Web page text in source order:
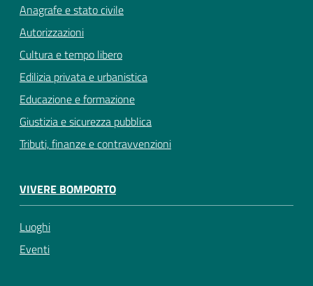
Anagrafe e stato civile
Autorizzazioni
Cultura e tempo libero
Edilizia privata e urbanistica
Educazione e formazione
Giustizia e sicurezza pubblica
Tributi, finanze e contravvenzioni
VIVERE BOMPORTO
Luoghi
Eventi